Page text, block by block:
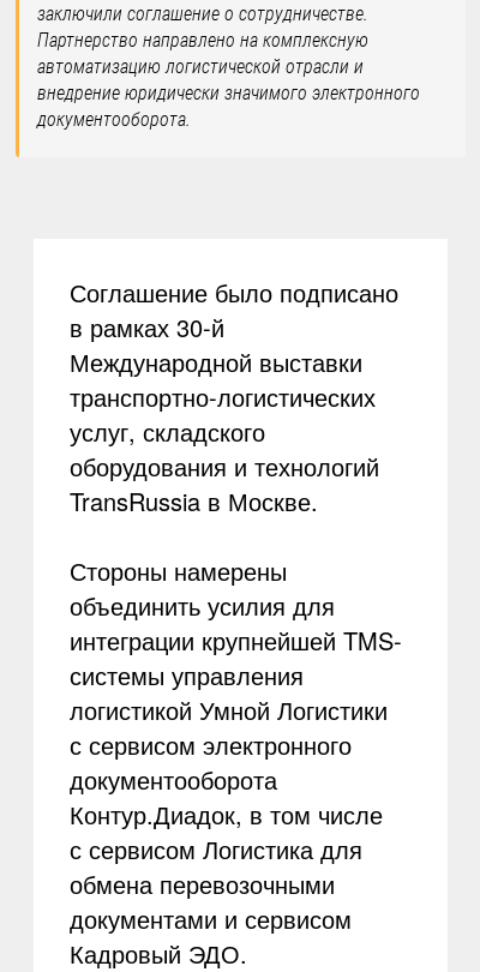
заключили соглашение о сотрудничестве.
Партнерство направлено на комплексную
автоматизацию логистической отрасли и
внедрение юридически значимого электронного
документооборота.
Соглашение было подписано
в рамках 30-й
Международной выставки
транспортно-логистических
услуг, складского
оборудования и технологий
TransRussia в Москве.
Стороны намерены
объединить усилия для
интеграции крупнейшей TMS-
системы управления
логистикой Умной Логистики
с сервисом электронного
документооборота
Контур.Диадок, в том числе
с сервисом Логистика для
обмена перевозочными
документами и сервисом
Кадровый ЭДО.